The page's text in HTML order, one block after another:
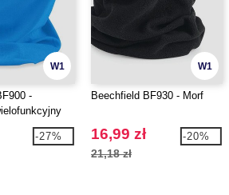
W1
-
-27%
W1
Beechfield BF930 - Morf
16,99 zł
21,18 zł
-20%